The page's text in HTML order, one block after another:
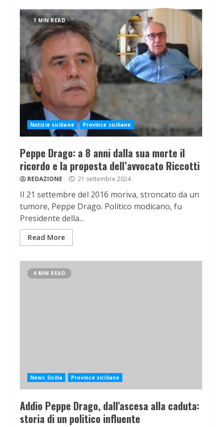
1 MIN READ
Notizie siciliane Province siciliane
Peppe Drago: a 8 anni dalla sua morte il
ricordo e la proposta dell’avvocato Riccotti
REDAZIONE 21 settembre 2024
Il 21 settembre del 2016 moriva, stroncato da un
tumore, Peppe Drago. Politico modicano, fu
Presidente della...
Read More
4 MIN READ
News Sicilia Province siciliane
Addio Peppe Drago, dall'ascesa alla caduta:
storia di un politico influente